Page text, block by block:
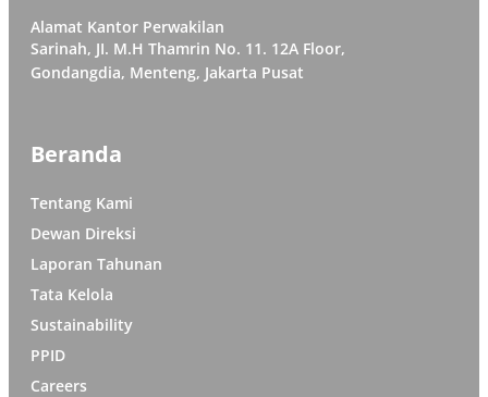
Alamat Kantor Perwakilan
Sarinah, JI. M.H Thamrin No. 11. 12A Floor,
Gondangdia, Menteng, Jakarta Pusat
Beranda
Tentang Kami
Dewan Direksi
Laporan Tahunan
Tata Kelola
Sustainability
PPID
Careers